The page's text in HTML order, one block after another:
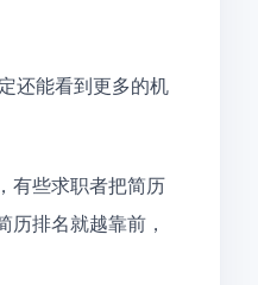
还能看到更多的机
有些求职者把简历
排名就越靠前，